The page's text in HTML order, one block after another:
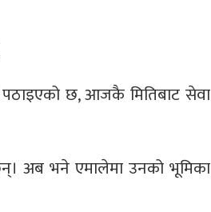
पठाइएको छ, आजकै मितिबाट सेवा
अब भने एमालेमा उनको भूमिका